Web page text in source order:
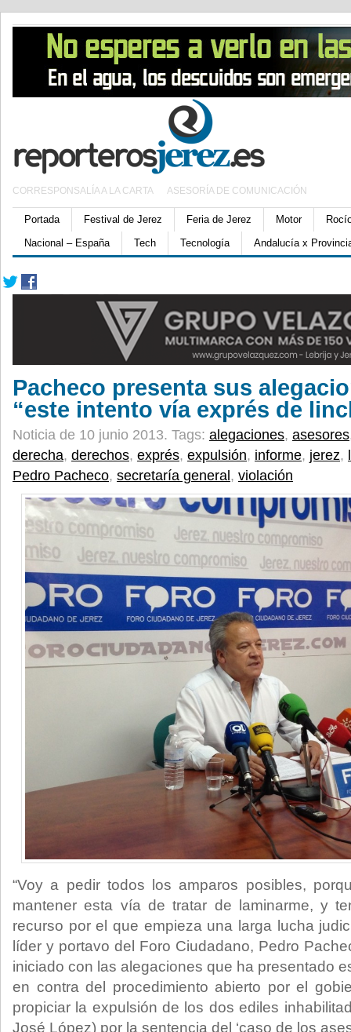
CORRESPONSALÍA A LA CARTA ASESORÍA DE COMUNICACIÓN
Portada Festival de Jerez Feria de Jerez Motor
Nacional – España
Tech Tecnología Andalucía x
Pacheco presenta sus
“este intento vía exprés de
Noticia de 10 junio 2013. Tags: alegaciones, asesores
derecha, derechos, exprés, expulsión, informe, jerez,
Pedro Pacheco, secretaría general , violación
“Voy a pedir todos los amparos posibles,
mantener esta vía de tratar de laminarme, y
recurso por el que empieza una larga lucha
líder y portavo del Foro Ciudadano, Pedro
iniciado con las alegaciones que ha presentado
en contra del procedimiento abierto por el
propiciar la expulsión de los dos ediles
José López) por la sentencia del ‘caso de los